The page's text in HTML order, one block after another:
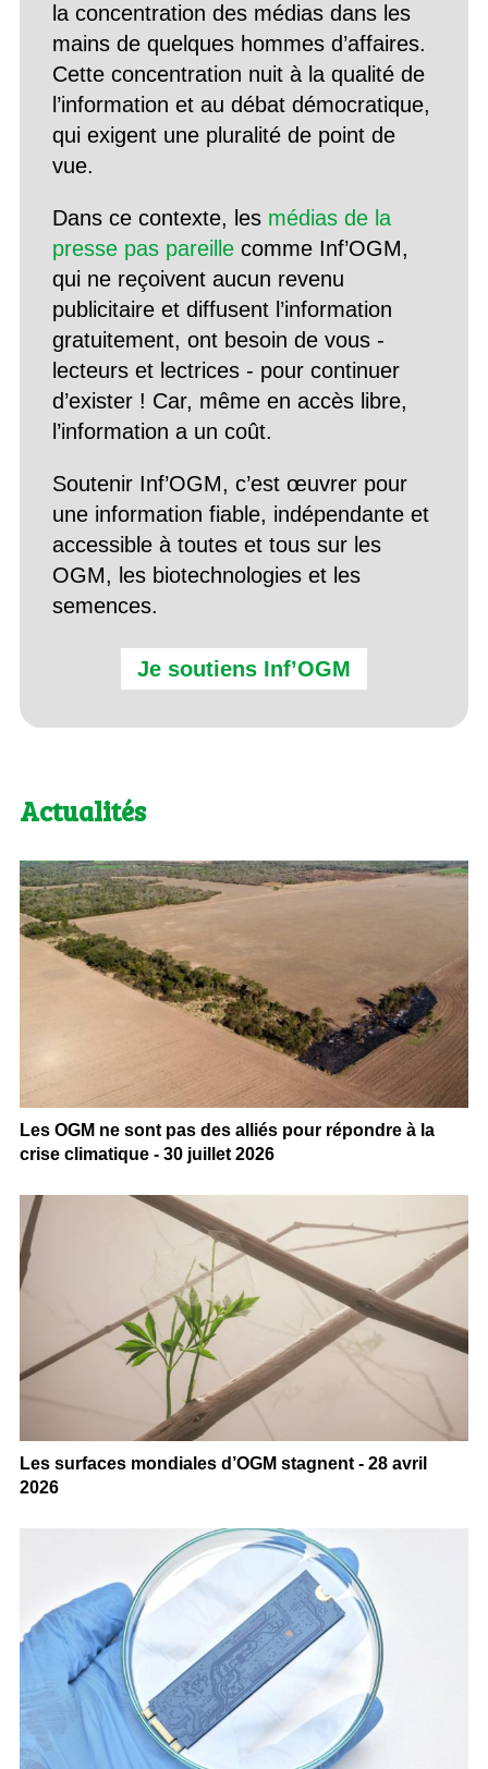
la concentration des médias dans les
mains de quelques hommes d’affaires.
Cette concentration nuit à la qualité de
l’information et au débat démocratique,
qui exigent une pluralité de point de
vue.
Dans ce contexte, les médias de la
presse pas pareillecomme Inf’OGM,
qui ne reçoivent aucun revenu
publicitaire et diffusent l’information
gratuitement, ont besoin de vous -
lecteurs et lectrices - pour continuer
d’exister ! Car, même en accès libre,
l’information a un coût.
Soutenir Inf’OGM, c’est œuvrer pour
une information fiable, indépendante et
accessible à toutes et tous sur les
OGM, les biotechnologies et les
semences.
Je soutiens Inf’OGM
Actualités
Les OGM ne sont pas des alliés pour répondre à la
crise climatique - 30 juillet 2026
Les surfaces mondiales d’OGM stagnent - 28 avril
2026